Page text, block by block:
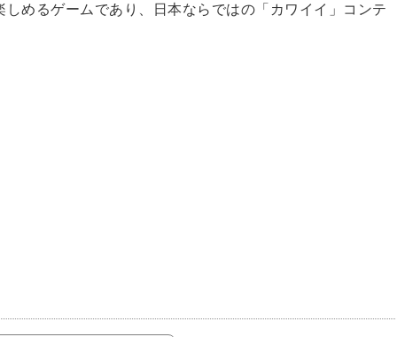
めるゲームであり、日本ならではの「カワイイ」コンテ